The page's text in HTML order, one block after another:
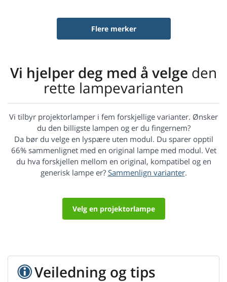
Flere merker
Vi hjelper deg med å velge den
rette lampevarianten
Vi tilbyr projektorlamper i fem forskjellige varianter. Ønsker
du den billigste lampen og er du fingernem?
Da bør du velge en lyspære uten modul. Du sparer opptil
66% sammenlignet med en original lampe med modul. Vet
du hva forskjellen mellom en original, kompatibel og en
generisk lampe er? Sammenlign varianter.
Velg en projektorlampe
Veiledning og tips